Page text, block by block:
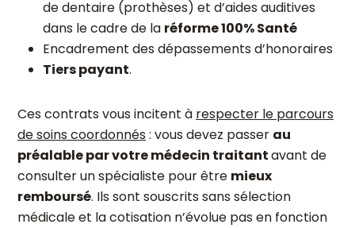
de dentaire (prothèses) et d’aides auditives
dans le cadre de la réforme 100% Santé
Encadrement des dépassements d’honoraires
Tiers payant.
Ces contrats vous incitent à respecter le parcours
de soins coordonnés: vous devez passer au
préalable par votre médecin traitantavant de
consulter un spécialiste pour être mieux
remboursé. Ils sont souscrits sans sélection
médicale et la cotisation n’évolue pas en fonction